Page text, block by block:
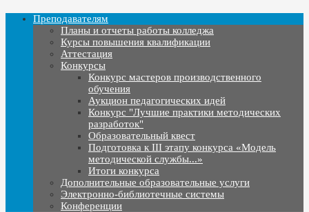
Преподавателям
Планы и отчеты работы колледжа
Курсы повышения квалификации
Аттестация
Конкурсы
Конкурс мастеров производственного
обучения
Аукцион педагогических идей
Конкурс "Лучшие практики методических
разработок"
Образовательный квест
Подготовка к III этапу конкурса «Модель
методической службы...»
Итоги конкурса
Дополнительные образовательные услуги
Электронно-библиотечные системы
Конференции